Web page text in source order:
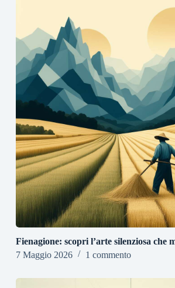
Fienagione: scopri l’arte silenziosa che
7 Maggio 2026
1 commento